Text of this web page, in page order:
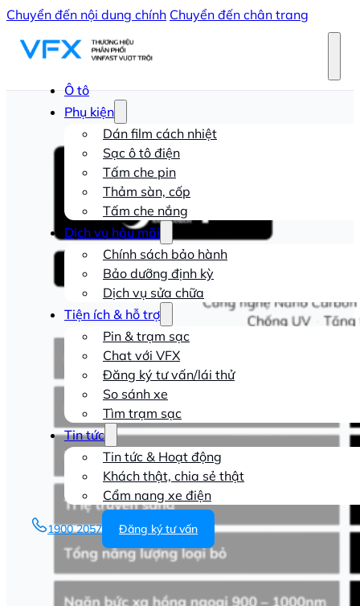
Chuyển đến nội dung chính Chuyển đến chân trang
Ô tô
Phụ kiện
Dán film cách nhiệt
Sạc ô tô điện
Tấm che pin
Thảm sàn, cốp
Tấm che nắng
Dịch vụ hậu mãi
Chính sách bảo hành
Bảo dưỡng định kỳ
Dịch vụ sửa chữa
Tiện ích & hỗ trợ
Pin & trạm sạc
Chat với VFX
Đăng ký tư vấn/lái thử
So sánh xe
Tìm trạm sạc
Tin tức
Tin tức & Hoạt động
Khách thật, chia sẻ thật
Cẩm nang xe điện
1900 2057 Đăng ký tư vấn